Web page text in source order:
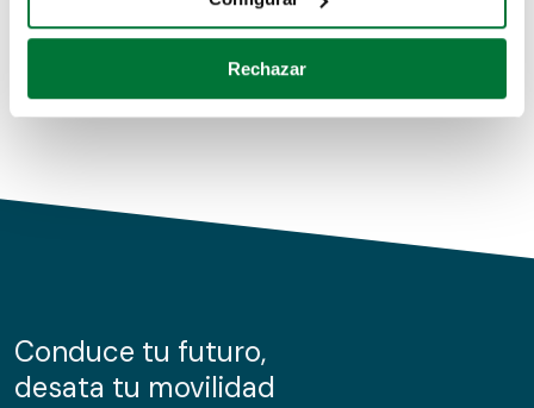
Identificar su dispositivo analizándolo activamente
para buscar características específicas (huellas
Obtenga más información sobre cómo se procesan sus
de cookies.
información sobre el uso que haga del sitio web con
nuestros partners de redes sociales, publicidad y análisis
Rechazar
Conduce tu futuro,
desata tu movilidad